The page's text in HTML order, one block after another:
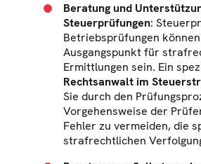
Beratung und
Steuerprüfungen:
Betriebsprüfungen
Ausgangspunkt für
Ermittlungen sein. Ein
Rechtsanwalt im
Sie durch den
Vorgehensweise der
Fehler zu vermeiden, die
strafrechtlichen